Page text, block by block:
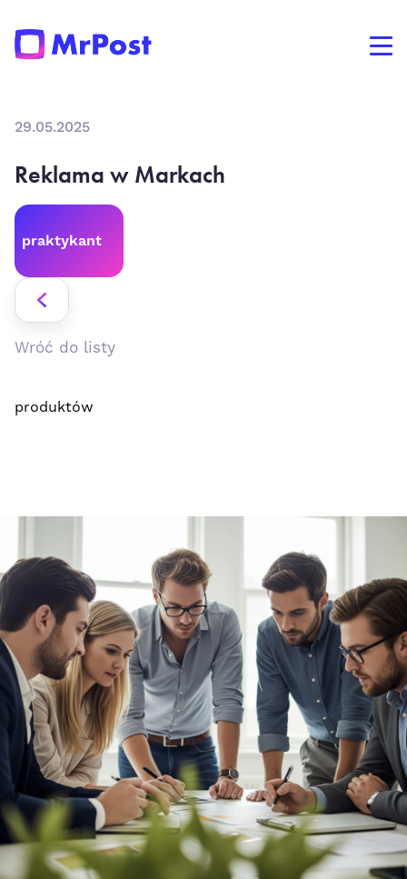
Wróć do listy
produktów
29.05.2025
Reklama w Markach
praktykant